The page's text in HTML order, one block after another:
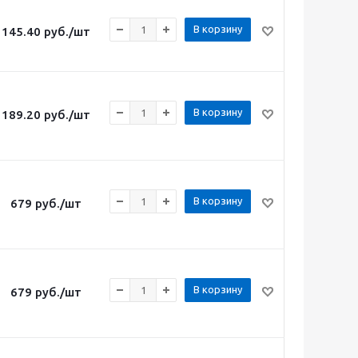
145.40 руб./шт В корзину
189.20 руб./шт В корзину
679 руб./шт В корзину
679 руб./шт В корзину